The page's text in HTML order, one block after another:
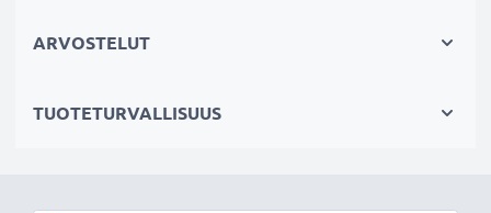
erinomaisesti vaihtoakuksi alkuperäisen akun sijaan tai
ARVOSTELUT
TUOTETURVALLISUUS